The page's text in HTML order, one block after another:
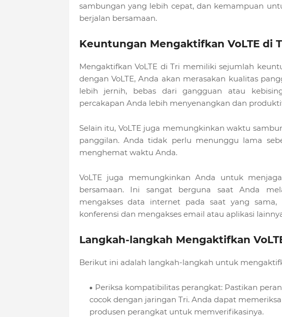
sambungan yang lebih cepat, dan kemampuan
berjalan bersamaan.
Keuntungan Mengaktifkan VoLTE di
Mengaktifkan VoLTE di Tri memiliki sejumlah
dengan VoLTE, Anda akan merasakan kualitas
lebih jernih, bebas dari gangguan atau
percakapan Anda lebih menyenangkan dan
Selain itu, VoLTE juga memungkinkan waktu
panggilan. Anda tidak perlu menunggu lama
menghemat waktu Anda.
VoLTE juga memungkinkan Anda untuk
bersamaan. Ini sangat berguna saat Anda
mengakses data internet pada saat yang
konferensi dan mengakses email atau aplikasi
Langkah-langkah Mengaktifkan
Berikut ini adalah langkah-langkah untuk
Periksa kompatibilitas perangkat: Pastikan
cocok dengan jaringan Tri. Anda dapat
produsen perangkat untuk memverifikasinya.